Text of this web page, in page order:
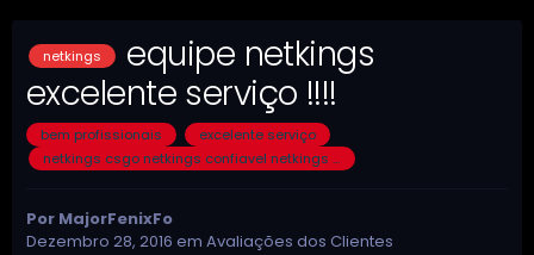
netkings
equipe netkings
excelente serviço !!!!
bem profissionais
excelente serviço
netkings csgo netkings confiavel netkings melhor cheat cheat csgo cheat aimbot aimbot esp trigger
Por MajorFenixFo
Dezembro 28, 2016 em Avaliações dos Clientes